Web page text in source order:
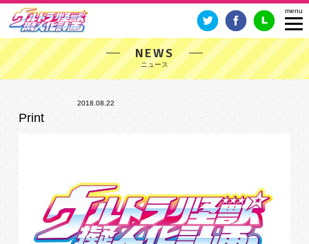
NEWS
2018.08.22
Print